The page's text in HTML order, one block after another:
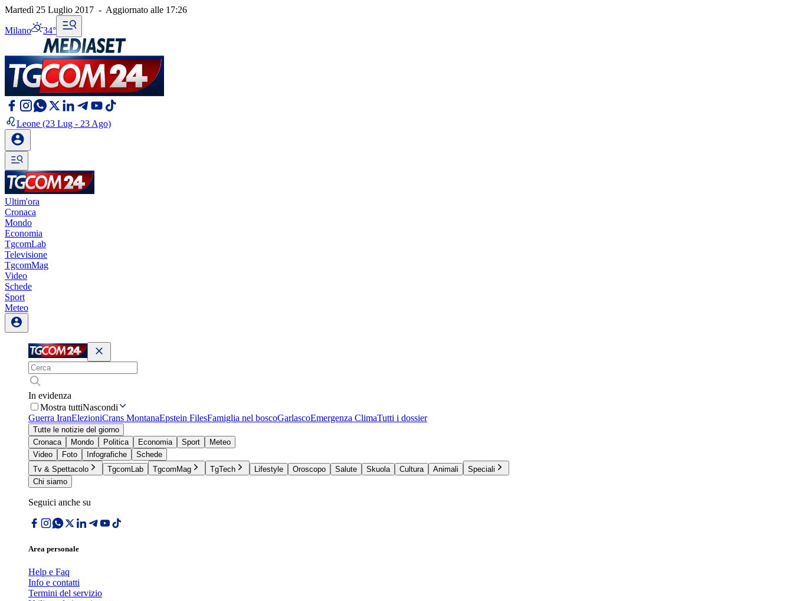
Martedì 25 Luglio 2017 - Aggiornato alle 17:26
Milano 34°
Leone (23 Lug - 23 Ago)
Ultim'ora
Cronaca
Mondo
Economia
TgcomLab
Televisione
TgcomMag
Video
Schede
Sport
Meteo
In evidenza
Mostra tuttiNascondi
Guerra IranElezioniCrans MontanaEpstein FilesFamiglia nel boscoGarlascoEmergenza ClimaTutti i dossier
Tutte le notizie del giorno
Cronaca
Mondo Politica Economia Sport
Meteo
Video
Foto Infografiche
Schede
Tv & Spettacolo
TgcomLab TgcomMag TgTech Lifestyle Oroscopo Salute Skuola Cultura Animali
Speciali
Chi siamo
Seguici anche su
Area personale
Help e Faq
Info e contatti
Termini del servizio